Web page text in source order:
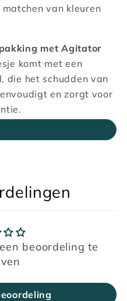
van kleuren
met Agitator
komt met een
die het schudden van
en zorgt voor
beoordeling te